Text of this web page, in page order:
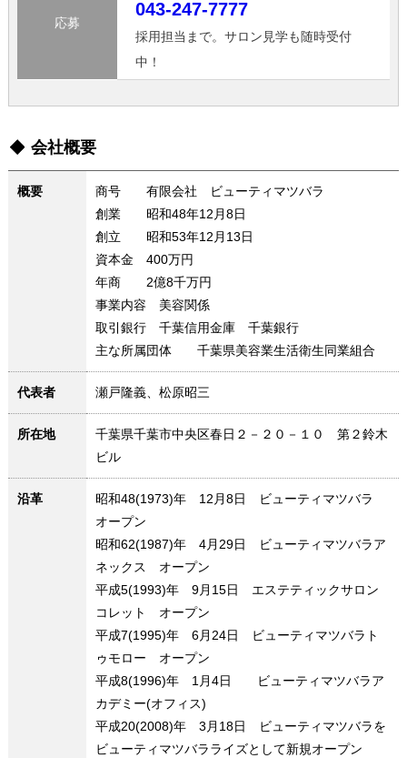
応募
043-247-7777
採用担当まで。サロン見学も随時受付
中！
会社概要
概要
商号 有限会社 ビューティマツバラ
創業 昭和48年12月8日
創立 昭和53年12月13日
資本金 400万円
年商 2億8千万円
事業内容 美容関係
取引銀行 千葉信用金庫 千葉銀行
主な所属団体 千葉県美容業生活衛生同業組合
代表者 瀬戸隆義、松原昭三
所在地
千葉県千葉市中央区春日２－２０－１０ 第２鈴木
ビル
沿革
昭和48(1973)年 12月8日 ビューティマツバラ
オープン
昭和62(1987)年 4月29日 ビューティマツバラア
ネックス オープン
平成5(1993)年 9月15日 エステティックサロン
コレット オープン
平成7(1995)年 6月24日 ビューティマツバラト
ゥモロー オープン
平成8(1996)年 1月4日 ビューティマツバラア
カデミー(オフィス)
平成20(2008)年 3月18日 ビューティマツバラを
ビューティマツバラライズとして新規オープン